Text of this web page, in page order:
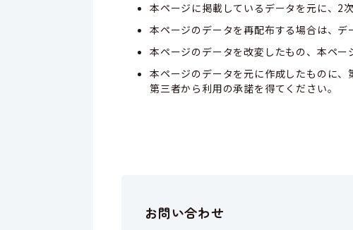
本ページに掲載しているデータを元に、2
本ページのデータを再配布する場合は、デ
本ページのデータを改変したもの、本ペー
本ページのデータを元に作成したものに
第三者から利用の承諾を得てください。
お問い合わせ